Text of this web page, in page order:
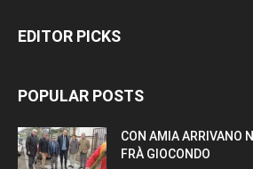
EDITOR PICKS
POPULAR POSTS
CON AMIA ARRIVANO
FRÀ GIOCONDO